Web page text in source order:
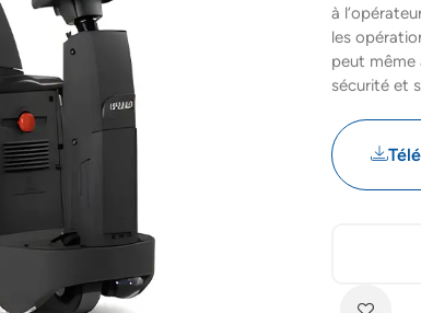
à
les
peut même
sécurité et